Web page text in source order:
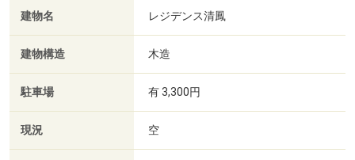
建物名 レジデンス清鳳
建物構造 木造
駐車場 有 3,300円
現況 空